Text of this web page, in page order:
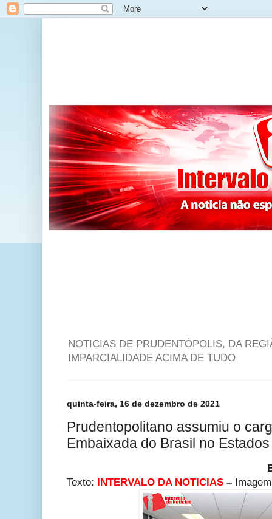
NOTICIAS DE PRUDENTÓPOLIS, DA
IMPARCIALIDADE ACIMA DE TUDO
quinta-feira, 16 de dezembro de 2021
Prudentopolitano assumiu o
Embaixada do Brasil no
Texto: INTERVALO DA NOTICIAS –